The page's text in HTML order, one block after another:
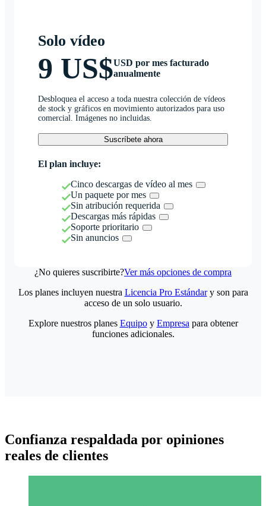
Solo vídeo
9 US$USD por mes facturado
anualmente
Desbloquea el acceso a toda nuestra colección de vídeos
de stock y gráficos en movimiento autorizados para uso
comercial. Imágenes no incluidas.
Suscríbete ahora
El plan incluye:
Cinco descargas de vídeo al mes
Un paquete por mes
Sin atribución requerida
Descargas más rápidas
Soporte prioritario
Sin anuncios
¿No quieres suscribirte?Ver más opciones de compra
Los planes incluyen nuestra Licencia Pro Estándary son para
acceso de un solo usuario.
Explore nuestros planes Equipoy Empresa para obtener
funciones adicionales.
Confianza respaldada por opiniones
reales de clientes